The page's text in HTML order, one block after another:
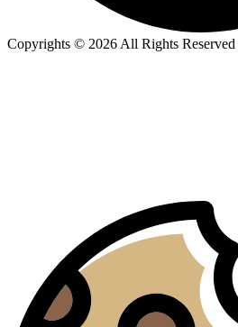
Copyrights © 2026 All Rights